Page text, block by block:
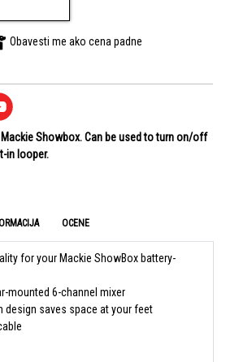
Obavesti me ako cena padne
Showbox. Can be used to turn on/off
in looper.
OCENE
for your Mackie ShowBox battery-
mounted 6-channel mixer
design saves space at your feet